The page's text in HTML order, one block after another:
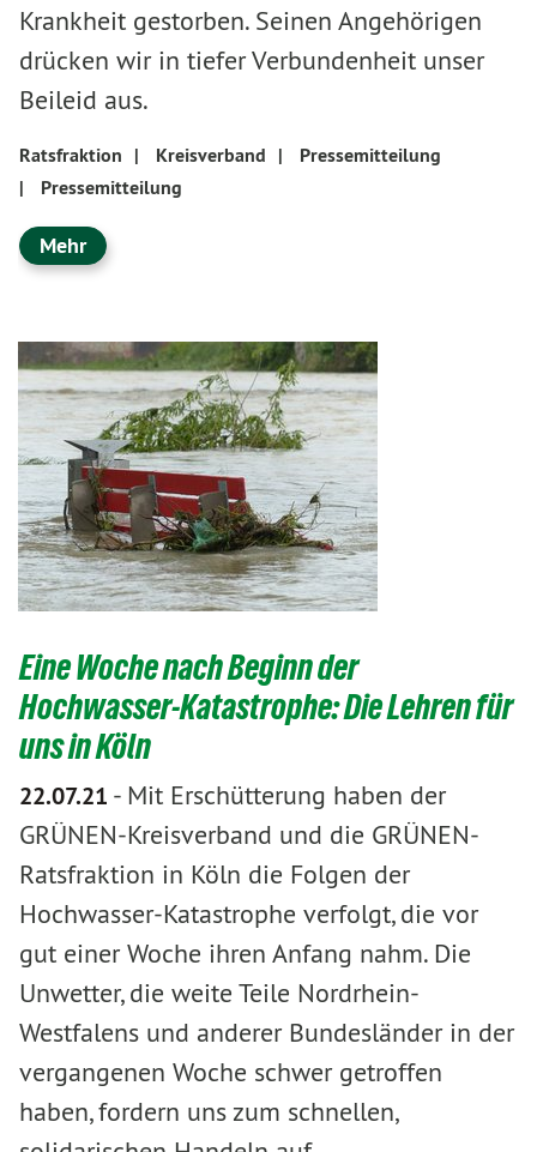
Krankheit gestorben. Seinen Angehörigen
drücken wir in tiefer Verbundenheit unser
Beileid aus.
Ratsfraktion | Kreisverband |
Pressemitteilung
|
Pressemitteilung
Mehr
Eine Woche nach Beginn der
Hochwasser-Katastrophe: Die Lehren für
uns in Köln
22.07.21 - Mit Erschütterung haben der
GRÜNEN-Kreisverband und die GRÜNEN-
Ratsfraktion in Köln die Folgen der
Hochwasser-Katastrophe verfolgt, die vor
gut einer Woche ihren Anfang nahm. Die
Unwetter, die weite Teile Nordrhein-
Westfalens und anderer Bundesländer in der
vergangenen Woche schwer getroffen
haben, fordern uns zum schnellen,